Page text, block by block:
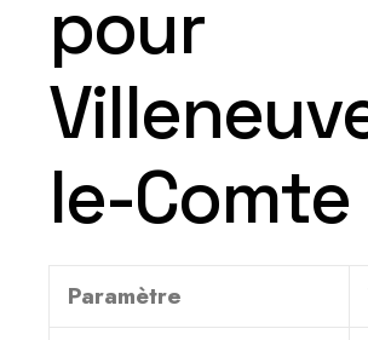
pour
le-Comte
Paramètre